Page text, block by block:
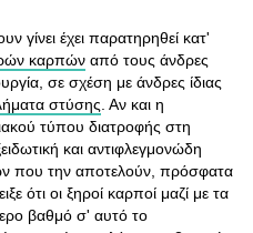
γίνει έχει παρατηρηθεί κατ'
καρπών από τους άνδρες
σε σχέση με άνδρες ίδιας
στύσης . Αν και η
τύπου διατροφής στη
και αντιφλεγμονώδη
που την αποτελούν, πρόσφατα
ότι οι ξηροί καρποί μαζί με τα
βαθμό σ' αυτό το